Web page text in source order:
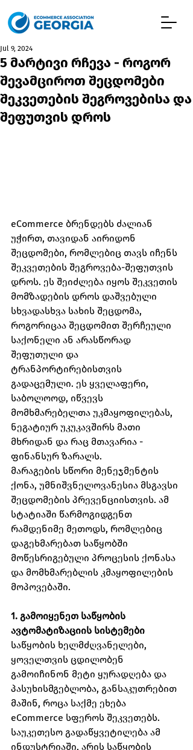
5 მარტივი რჩევა - როგორ
შევამციროთ შეცდომები
შეკვეთების შეგროვებისა და
შეფუთვის დროს
Jul 9, 2024
eCommerce ბრენდებს ძალიან
უჭირთ, თავიდან აირიდონ
შეცდომები, რომლებიც თავს იჩენს
შეკვეთების შეგროვება-შეფუთვის
დროს. ეს შეიძლება იყოს შეკვეთის
მომზადების დროს დაშვებული
სხვადასხვა სახის შეცდომა,
როგორიცაა შეცდომით შერჩეული
საქონელი ან არასწორად
შეფუთული და
ტრანპორტირებისთვის
გადაცემული. ეს ყველაფერი,
საბოლოოდ, იწვევს
მომხმარებელთა უკმაყოფილებას,
ნეგატიურ უკუკავშირს მათი
მხრიდან და რაც მთავარია -
ფინანსურ ზარალს.
მარაგების სწორი მენეჯმენტის
ქონა, უმნიშვნელოვანესია მსგავსი
შეცდომების პრევენციისთვის. ამ
სტატიაში წარმოგიდგენთ
რამდენიმე მეთოდს, რომლებიც
დაგეხმარებათ საწყობში
მოწესრიგებული პროცესის ქონასა
და მომხმარებლის კმაყოფილების
მოპოვებაში.
1. გამოიყენეთ საწყობის
ავტომატიზაციის სისტემები
საწყობის ხელმძღვანელები,
ყოველთვის ცდილობენ
გამოიჩინონ მეტი ყურადღება და
პასუხისმგებლობა, განსაკუთრებით
მაშინ, როცა საქმე ეხება
eCommerce სფეროს შეკვეთებს.
საუკეთესო გადაწყვეტილება ამ
ინდუსტრიაში, არის საწყობის